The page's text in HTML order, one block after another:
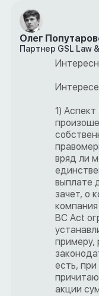
Олег
Партнер GSL Law
1)
вряд ли
выплате
зачет, о
BC Act
примеру,
есть,
акции